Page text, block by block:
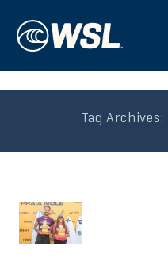
Tag Archives: